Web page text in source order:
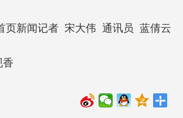
页新闻记者 宋大伟 通讯员 蓝倩云
香